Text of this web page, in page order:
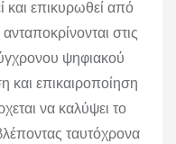
και επικυρωθεί από
στις
ψηφιακού
και επικαιροποίηση
να καλύψει το
ταυτόχρονα